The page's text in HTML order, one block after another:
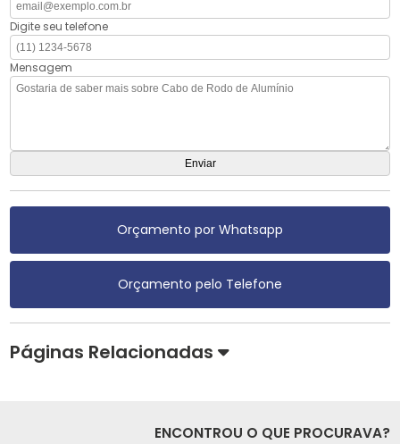
Digite seu telefone
Mensagem
Orçamento por Whatsapp
Orçamento pelo Telefone
Páginas Relacionadas
ENCONTROU O QUE PROCURAVA?